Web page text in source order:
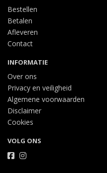
Bestellen
Betalen
Afleveren
Contact
INFORMATIE
Over ons
Privacy en veiligheid
Algemene voorwaarden
Disclaimer
Cookies
VOLG ONS